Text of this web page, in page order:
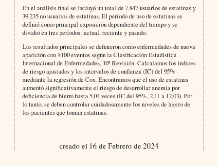
En el análisis final se incluyó un total de 7.847 usuarios de estatinas y
39.235 no usuarios de estatinas. El período de uso de estatinas se
definió como principal exposición dependiente del tiempo y se
dividió en tres períodos: actual, reciente y pasado.
Los resultados principales se definieron como enfermedades de nueva
aparición con ≥100 eventos según la Clasificación Estadística
Internacional de Enfermedades, 10ª Revisión. Calculamos los índices
de riesgo ajustados y los intervalos de confianza (IC) del 95%
mediante la regresión de Cox. Encontramos que el uso de estatinas
aumentó significativamente el riesgo de desarrollar anemia por
deficiencia de hierro hasta 5,04 veces (IC del 95%, 2,11 a 12,03). Por
lo tanto, se deben controlar cuidadosamente los niveles de hierro de
los pacientes que toman estatinas.
creado el 16 de Febrero de 2024